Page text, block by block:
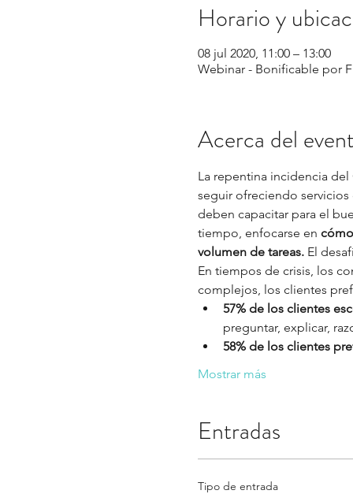
Horario y
08 jul 2020, 11:00 – 13:00
Webinar - Bonificable por
Acerca del
La repentina incidencia
seguir ofreciendo servicios
deben capacitar para el
tiempo, enfocarse en
volumen de tareas. El
En tiempos de crisis, los
complejos, los clientes
57% de los clientes
preguntar, explicar,
58% de los clientes
Mostrar más
Entradas
Tipo de entrada